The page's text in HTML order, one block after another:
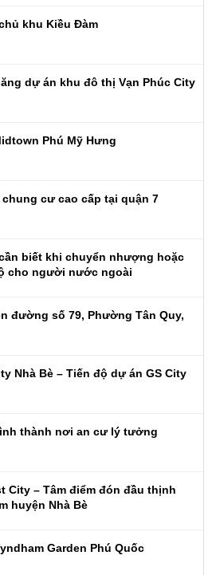
khu Kiều Đàm
dự án khu đô thị Vạn Phúc City
Phú Mỹ Hưng
chung cư cao cấp tại quận 7
biết khi chuyển nhượng hoặc
cho người nước ngoài
đường số 79, Phường Tân Quy,
Nhà Bè – Tiến độ dự án GS City
thành nơi an cư lý tưởng
City – Tâm điểm đón đầu thịnh
huyện Nhà Bè
Garden Phú Quốc